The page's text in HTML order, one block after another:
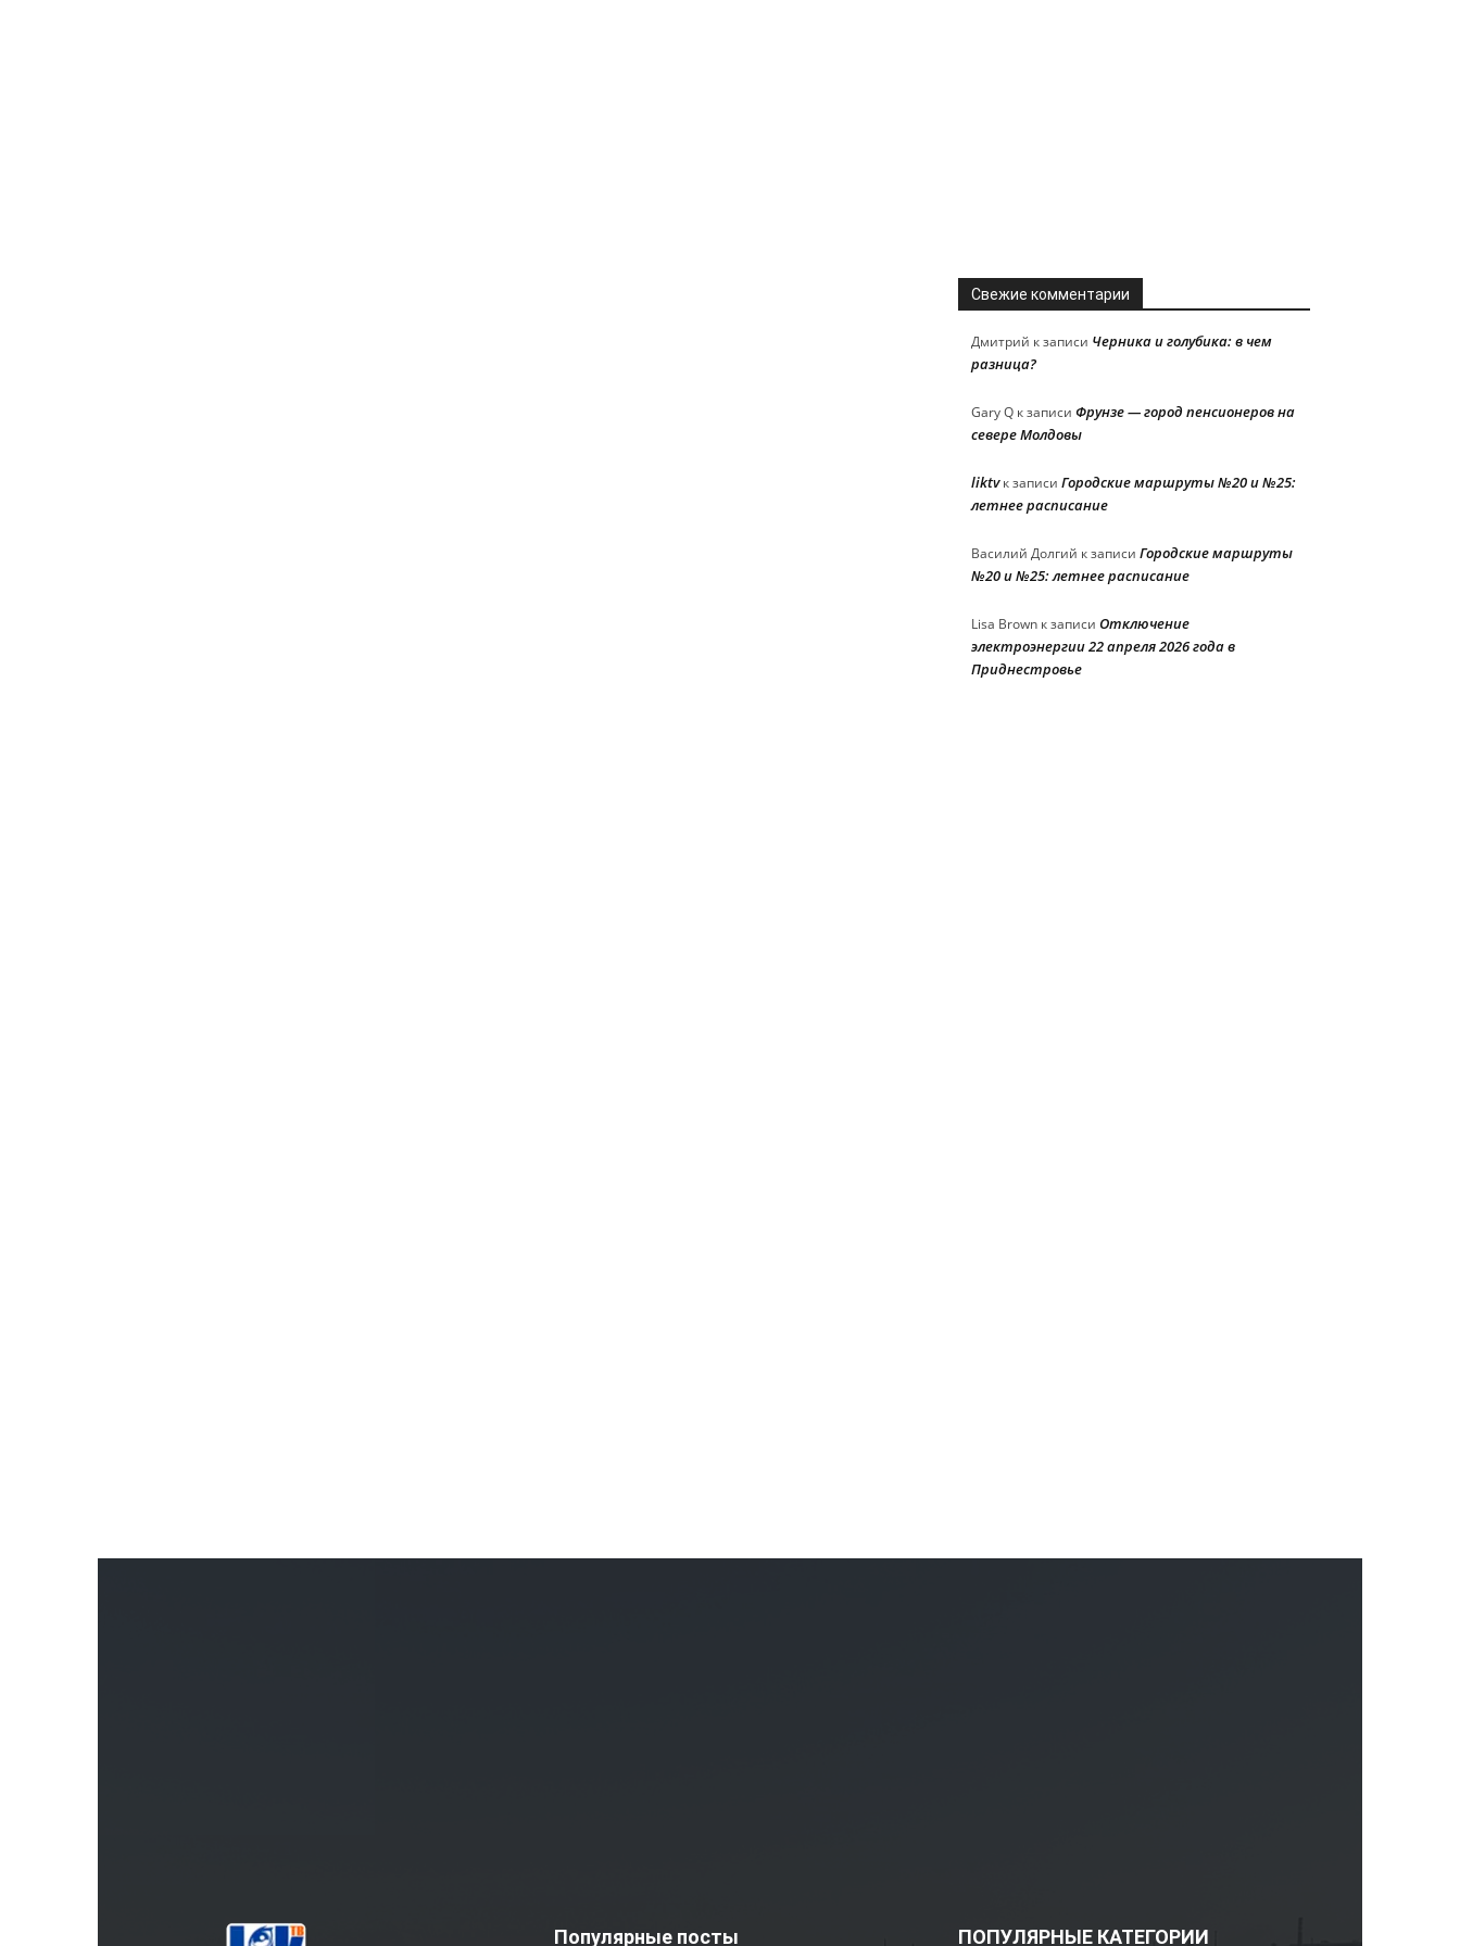
Свежие комментарии
Дмитрий к записи Черника и голубика: в чем
разница?
Gary Q к записи Фрунзе — город пенсионеров на
севере Молдовы
liktvк записи Городские маршруты №20 и №25:
летнее расписание
Василий Долгий к записи Городские маршруты
№20 и №25: летнее расписание
Lisa Brown к записи Отключение
электроэнергии 22 апреля 2026 года в
Приднестровье
Популярные посты ПОПУЛЯРНЫЕ КАТЕГОРИИ